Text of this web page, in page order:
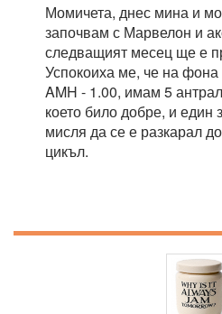
Момичета, днес мина и
започвам с Марвелон и
следващият месец ще е
Успокоиха ме, че на фона
AMH - 1.00, имам 5
което било добре, и един
мисля да се е разкарал
цикъл.